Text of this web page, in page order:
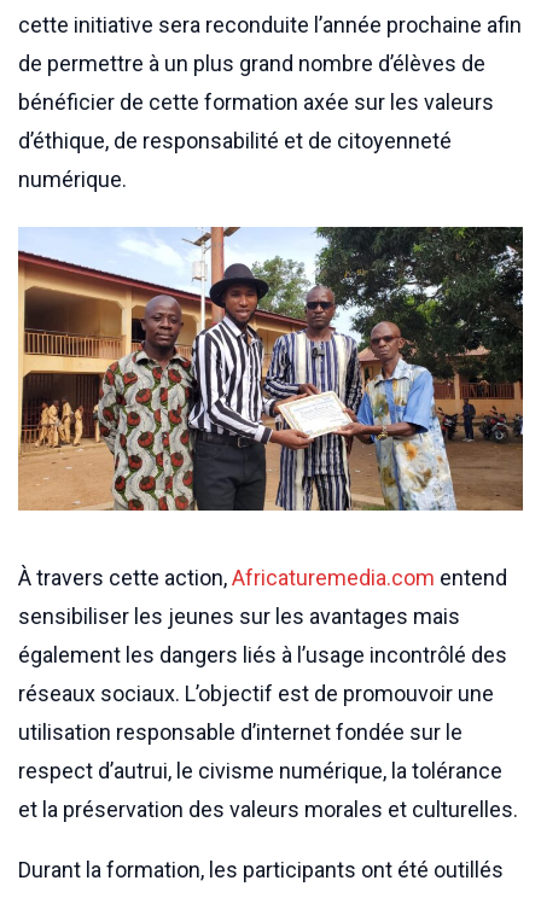
cette initiative sera reconduite l’année prochaine afin
de permettre à un plus grand nombre d’élèves de
bénéficier de cette formation axée sur les valeurs
d’éthique, de responsabilité et de citoyenneté
numérique.
À travers cette action,Africaturemedia.com entend
sensibiliser les jeunes sur les avantages mais
également les dangers liés à l’usage incontrôlé des
réseaux sociaux. L’objectif est de promouvoir une
utilisation responsable d’internet fondée sur le
respect d’autrui, le civisme numérique, la tolérance
et la préservation des valeurs morales et culturelles.
Durant la formation, les participants ont été outillés